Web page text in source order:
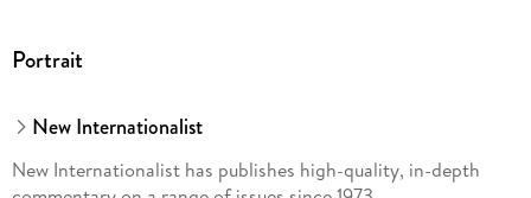
Portrait
New Internationalist
New Internationalist has publishes high-quality, in-depth